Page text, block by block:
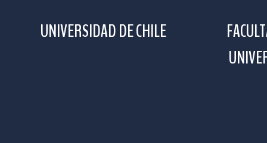
UNIVERSIDAD DE CHILE